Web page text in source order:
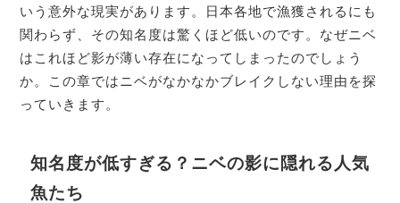
いう意外な現実があります。日本各地で漁獲されるにも
関わらず、その知名度は驚くほど低いのです。なぜニベ
はこれほど影が薄い存在になってしまったのでしょう
か。この章ではニベがなかなかブレイクしない理由を探
っていきます。
知名度が低すぎる？ニベの影に隠れる人気
魚たち